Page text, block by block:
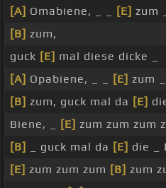
[A] Omabiene, _ _ [E] zum
[B] zum,
guck [E] mal diese dicke _
[A] Opabiene, _ _ [E] zum _
[B] zum, guck mal da [E]
Biene, _
[E] zum zum zum
[B]
_ guck mal da [E] die _
[E] zum zum zum [B] zum